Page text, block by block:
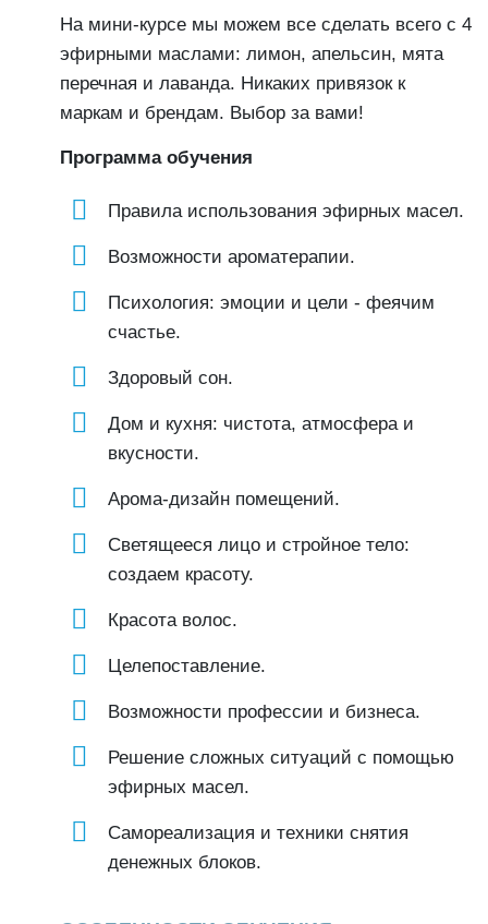
На мини-курсе мы можем все сделать всего с 4
эфирными маслами: лимон, апельсин, мята
перечная и лаванда. Никаких привязок к
маркам и брендам. Выбор за вами!
Программа обучения
Правила использования эфирных масел.
Возможности ароматерапии.
Психология: эмоции и цели - феячим
счастье.
Здоровый сон.
Дом и кухня: чистота, атмосфера и
вкусности.
Арома-дизайн помещений.
Светящееся лицо и стройное тело:
создаем красоту.
Красота волос.
Целепоставление.
Возможности профессии и бизнеса.
Решение сложных ситуаций с помощью
эфирных масел.
Самореализация и техники снятия
денежных блоков.